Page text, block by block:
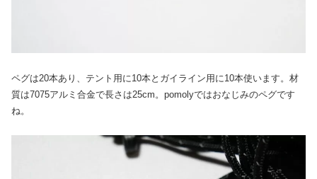
ペグは20本あり、テント用に10本とガイライン用に10本使います。材
質は7075アルミ合金で長さは25cm。pomolyではおなじみのペグです
ね。